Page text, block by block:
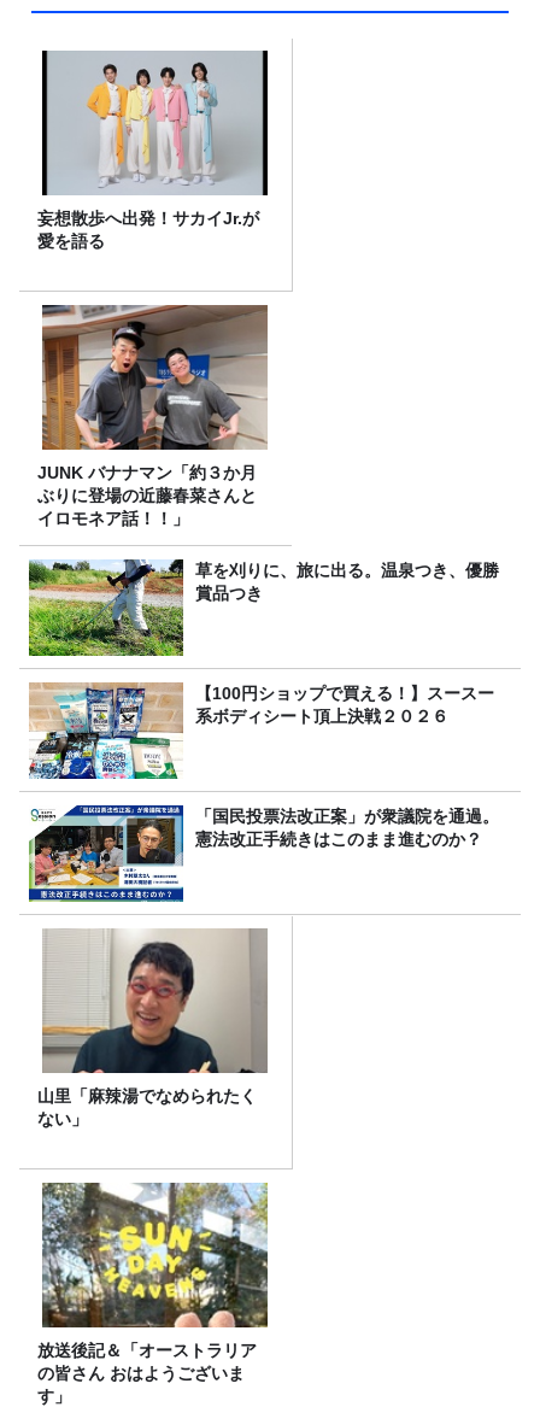
妄想散歩へ出発！サカイJr.が
愛を語る
JUNK バナナマン「約３か月
ぶりに登場の近藤春菜さんと
イロモネア話！！」
草を刈りに、旅に出る。温泉つき、優勝
賞品つき
【100円ショップで買える！】スースー
系ボディシート頂上決戦２０２６
「国民投票法改正案」が衆議院を通過。
憲法改正手続きはこのまま進むのか？
山里「麻辣湯でなめられたく
ない」
放送後記＆「オーストラリア
の皆さん おはようございま
す」